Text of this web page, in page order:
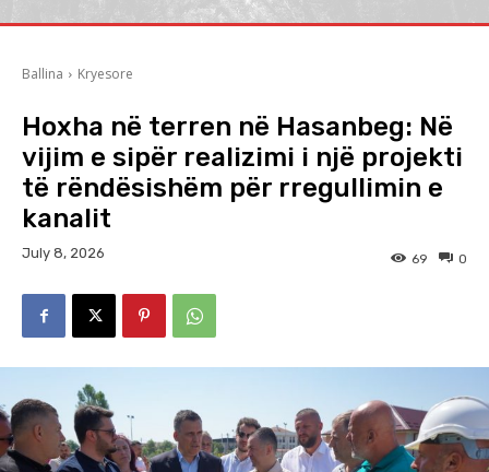
Ballina Kryesore
Hoxha në terren në Hasanbeg: Në
vijim e sipër realizimi i një projekti
të rëndësishëm për rregullimin e
kanalit
July 8, 2026 0
69